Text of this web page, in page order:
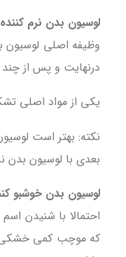
لوسیون بدن نرم
وظیفه اصلی لوسیون
درنهایت و پس از
یکی از مواد اصلی
بعدی با لوسیون بدن
لوسیون بدن خوشبو
احتمالا با شنیدن
که موچب کمی خشکی